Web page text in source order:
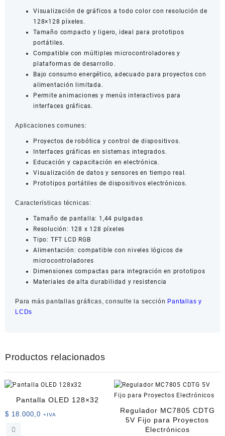
Visualización de gráficos a todo color con resolución de
128×128 píxeles.
Tamaño compacto y ligero, ideal para prototipos
portátiles.
Compatible con múltiples microcontroladores y
plataformas de desarrollo.
Bajo consumo energético, adecuado para proyectos con
alimentación limitada.
Permite animaciones y menús interactivos para
interfaces gráficas.
Aplicaciones comunes:
Proyectos de robótica y control de dispositivos.
Interfaces gráficas en sistemas integrados.
Educación y capacitación en electrónica.
Visualización de datos y sensores en tiempo real.
Prototipos portátiles de dispositivos electrónicos.
Características técnicas:
Tamaño de pantalla: 1,44 pulgadas
Resolución: 128 x 128 píxeles
Tipo: TFT LCD RGB
Alimentación: compatible con niveles lógicos de
microcontroladores
Dimensiones compactas para integración en prototipos
Materiales de alta durabilidad y resistencia
Para más pantallas gráficas, consulte la sección Pantallas y
LCDs
Productos relacionados
Pantalla OLED 128×32
$ 18.000,0 +IVA
Regulador MC7805 CDTG
5V Fijo para Proyectos
Electrónicos